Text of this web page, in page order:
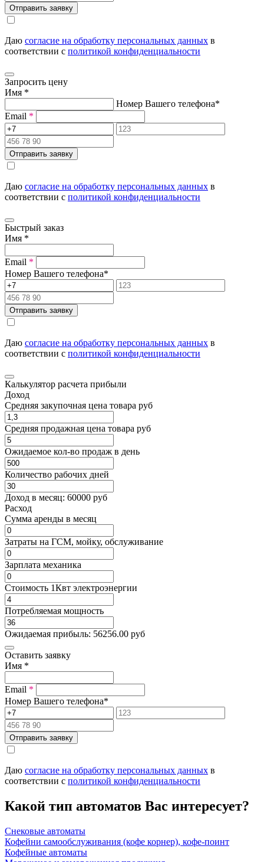
Отправить заявку
Даю согласие на обработку персональных данных в
соответствии с политикой конфиденциальности
Запросить цену
Имя *
Номер Вашего телефона*
Email *
Отправить заявку
Даю согласие на обработку персональных данных в
соответствии с политикой конфиденциальности
Быстрый заказ
Имя *
Email *
Номер Вашего телефона*
Отправить заявку
Даю согласие на обработку персональных данных в
соответствии с политикой конфиденциальности
Калькулятор расчета прибыли
Доход
Средняя закупочная цена товара руб
Средняя продажная цена товара руб
Ожидаемое кол-во продаж в день
Количество рабочих дней
Доход в месяц: 60000 руб
Расход
Cумма аренды в месяц
Затраты на ГСМ, мойку, обслуживание
Зарплата механика
Стоимость 1Квт электроэнергии
Потребляемая мощность
Ожидаемая прибыль: 56256.00 руб
Оставить заявку
Имя *
Email *
Номер Вашего телефона*
Отправить заявку
Даю согласие на обработку персональных данных в
соответствии с политикой конфиденциальности
Какой тип автоматов Вас интересует?
Снековые автоматы
Кофейни самообслуживания (кофе корнер), кофе-поинт
Кофейные автоматы